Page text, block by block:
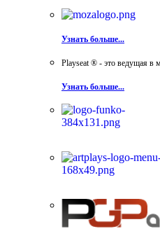
Узнать больше...
Playseat ® - это ведущая в
Узнать больше...